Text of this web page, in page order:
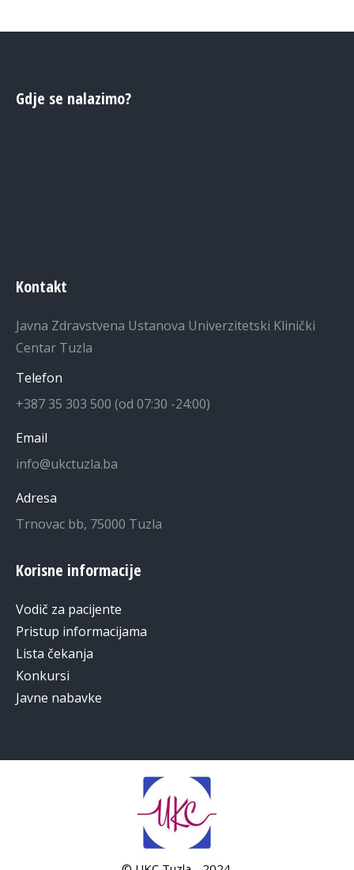
Gdje se nalazimo?
Kontakt
Javna Zdravstvena Ustanova Univerzitetski Klinički
Centar Tuzla
Telefon
+387 35 303 500 (od 07:30 -24:00)
Email
info@ukctuzla.ba
Adresa
Trnovac bb, 75000 Tuzla
Korisne informacije
Vodič za pacijente
Pristup informacijama
Lista čekanja
Konkursi
Javne nabavke